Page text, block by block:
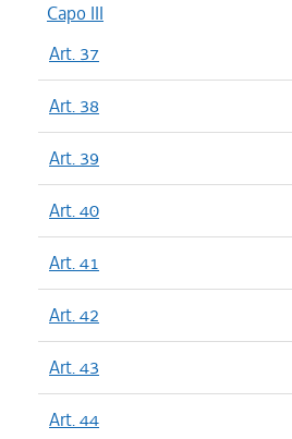
Capo III
Art. 37
Art. 38
Art. 39
Art. 40
Art. 41
Art. 42
Art. 43
Art. 44